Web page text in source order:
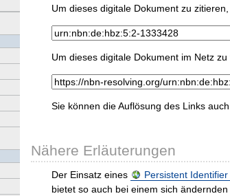
Um dieses digitale Dokument zu
Um dieses digitale Dokument im Netz
Sie können die Auflösung des Links
Nähere Erläuterungen
Der Einsatz eines Persistent
bietet so auch bei einem sich ändernden